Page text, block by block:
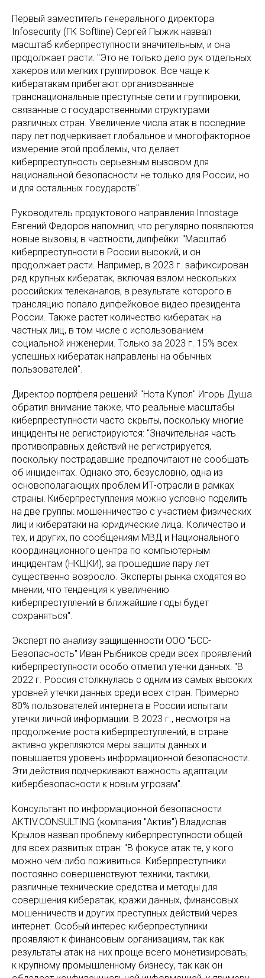
Первый заместитель генерального директора
Infosecurity (ГК Softline) Сергей Пыжик назвал
масштаб киберпреступности значительным, и она
продолжает расти: "Это не только дело рук отдельных
хакеров или мелких группировок. Все чаще к
кибератакам прибегают организованные
транснациональные преступные сети и группировки,
связанные с государственными структурами
различных стран. Увеличение числа атак в последние
пару лет подчеркивает глобальное и многофакторное
измерение этой проблемы, что делает
киберпреступность серьезным вызовом для
национальной безопасности не только для России, но
и для остальных государств".
Руководитель продуктового направления Innostage
Евгений Федоров напомнил, что регулярно появляются
новые вызовы, в частности, дипфейки: "Масштаб
киберпреступности в России высокий, и он
продолжает расти. Например, в 2023 г. зафиксирован
ряд крупных кибератак, включая взлом нескольких
российских телеканалов, в результате которого в
трансляцию попало дипфейковое видео президента
России. Также растет количество кибератак на
частных лиц, в том числе с использованием
социальной инженерии. Только за 2023 г. 15% всех
успешных кибератак направлены на обычных
пользователей".
Директор портфеля решений "Нота Купол" Игорь Душа
обратил внимание также, что реальные масштабы
киберпреступности часто скрыты, поскольку многие
инциденты не регистрируются: "Значительная часть
противоправных действий не регистрируется,
поскольку пострадавшие предпочитают не сообщать
об инцидентах. Однако это, безусловно, одна из
основополагающих проблем ИТ-отрасли в рамках
страны. Киберпреступления можно условно поделить
на две группы: мошенничество с участием физических
лиц и кибератаки на юридические лица. Количество и
тех, и других, по сообщениям МВД и Национального
координационного центра по компьютерным
инцидентам (НКЦКИ), за прошедшие пару лет
существенно возросло. Эксперты рынка сходятся во
мнении, что тенденция к увеличению
киберпреступлений в ближайшие годы будет
сохраняться".
Эксперт по анализу защищенности ООО "БСС-
Безопасность" Иван Рыбников среди всех проявлений
киберпреступности особо отметил утечки данных: "В
2022 г. Россия столкнулась с одним из самых высоких
уровней утечки данных среди всех стран. Примерно
80% пользователей интернета в России испытали
утечки личной информации. В 2023 г., несмотря на
продолжение роста киберпреступлений, в стране
активно укрепляются меры защиты данных и
повышается уровень информационной безопасности.
Эти действия подчеркивают важность адаптации
кибербезопасности к новым угрозам".
Консультант по информационной безопасности
AKTIV.CONSULTING (компания "Актив") Владислав
Крылов назвал проблему киберпреступности общей
для всех развитых стран: "В фокусе атак те, у кого
можно чем-либо поживиться. Киберпреступники
постоянно совершенствуют техники, тактики,
различные технические средства и методы для
совершения кибератак, кражи данных, финансовых
мошенничеств и других преступных действий через
интернет. Особый интерес киберпреступники
проявляют к финансовым организациям, так как
результаты атак на них проще всего монетизировать;
к крупному промышленному бизнесу, так как он